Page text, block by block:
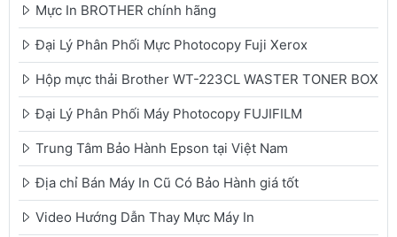
Mực In BROTHER chính hãng
Đại Lý Phân Phối Mực Photocopy Fuji Xerox
Hộp mực thải Brother WT-223CL WASTER TONER BOX
Đại Lý Phân Phối Máy Photocopy FUJIFILM
Trung Tâm Bảo Hành Epson tại Việt Nam
Địa chỉ Bán Máy In Cũ Có Bảo Hành giá tốt
Video Hướng Dẫn Thay Mực Máy In